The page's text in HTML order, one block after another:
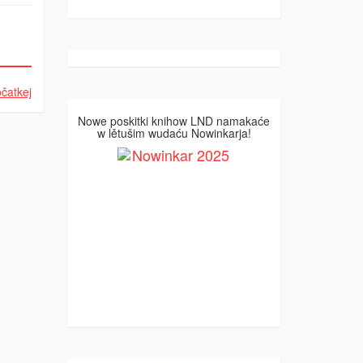
Nowe poskitki knihow LND namakaće
w lětušim wudaću Nowinkarja!